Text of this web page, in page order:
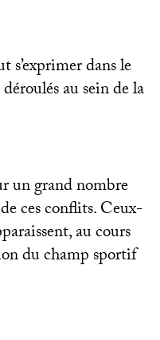
s’exprimer dans le
au sein de la
un grand nombre
ces conflits. Ceux-
au cours
du champ sportif